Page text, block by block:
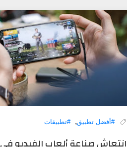
#أفضل تطبيق, #تطبيقات